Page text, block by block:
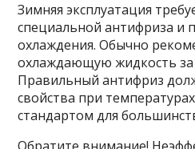
Зимняя эксплуатация
специальной антифриза и
охлаждения. Обычно
охлаждающую жидкость за
Правильный антифриз
свойства при
стандартом для